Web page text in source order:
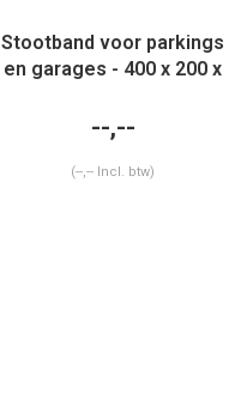
Stootband voor parkings
en garages - 400 x 200 x
--,--
(--,-- Incl. btw)